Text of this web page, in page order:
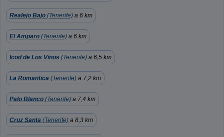
Realejo Bajo (Tenerife) a 6 km
El Amparo (Tenerife) a 6 km
Icod de Los Vinos (Tenerife) a 6,5 km
La Romantica (Tenerife) a 7,2 km
Palo Blanco (Tenerife) a 7,4 km
Cruz Santa (Tenerife) a 8,3 km